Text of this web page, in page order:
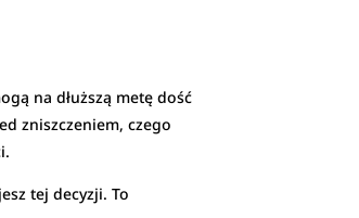
na dłuższą metę dość
zniszczeniem, czego
tej decyzji. To